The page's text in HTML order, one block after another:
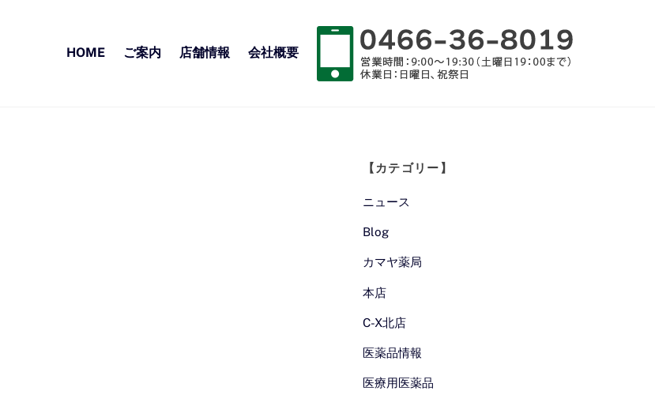
HOME ご案内 店舗情報 会社概要
【カテゴリー】
ニュース
Blog
カマヤ薬局
本店
C-X北店
医薬品情報
医療用医薬品